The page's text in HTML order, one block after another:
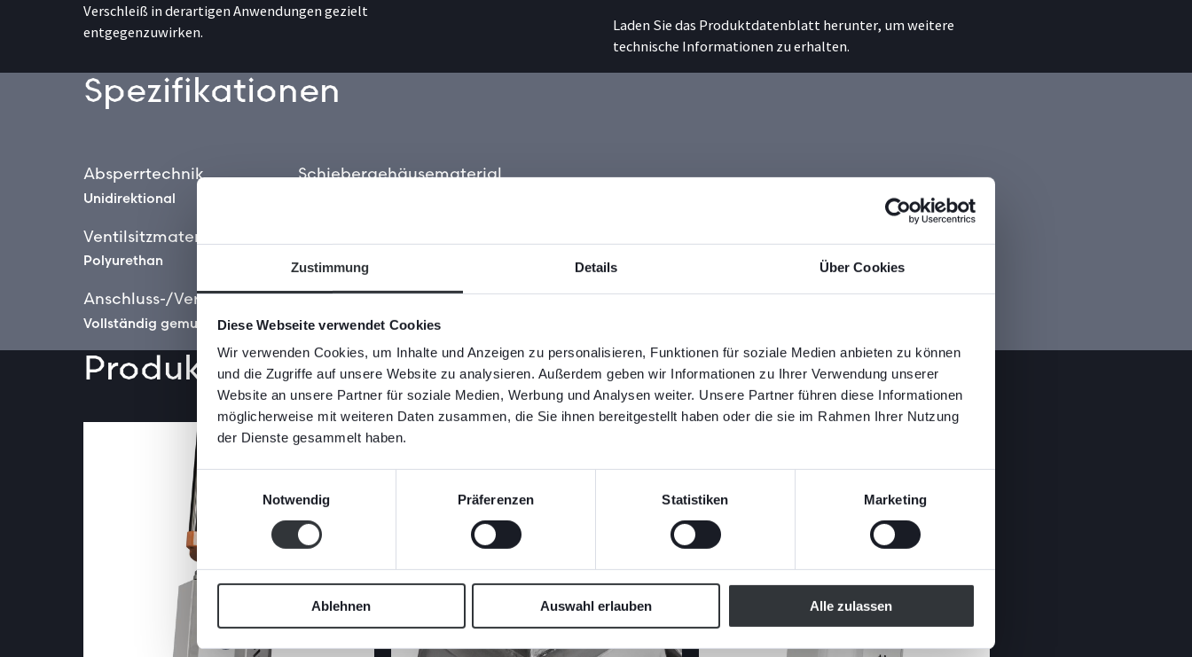
Zustimmung Details Über Cookies
Diese Webseite verwendet Cookies
Wir verwenden Cookies, um Inhalte und Anzeigen zu personalisieren, Funktionen für soziale Medien anbieten zu können
und die Zugriffe auf unsere Website zu analysieren. Außerdem geben wir Informationen zu Ihrer Verwendung unserer
Website an unsere Partner für soziale Medien, Werbung und Analysen weiter. Unsere Partner führen diese Informationen
möglicherweise mit weiteren Daten zusammen, die Sie ihnen bereitgestellt haben oder die sie im Rahmen Ihrer Nutzung
der Dienste gesammelt haben.
Einwilligungsauswahl
Notwendig
Präferenzen Statistiken Marketing
Ablehnen Auswahl erlauben Alle zulassen
Verschleiß in derartigen Anwendungen gezielt
entgegenzuwirken.
Laden Sie das Produktdatenblatt herunter, um weitere
technische Informationen zu erhalten.
Spezifikationen
Absperrtechnik
Unidirektional
Ventilsitzmaterial
Polyurethan
Anschluss-/Verbindungstyp
Vollständig gemufft
Schiebergehäusematerial
Biomasse
Produkteigenschaften